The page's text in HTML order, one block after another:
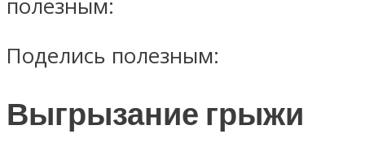
полезным:
Поделись полезным:
Выгрызание грыжи